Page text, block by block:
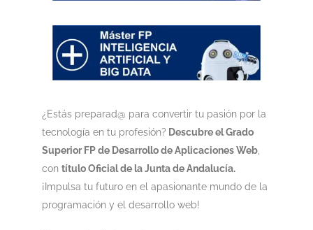
¿Estás preparad@ para convertir tu pasión por la
tecnología en tu profesión? Descubre el Grado
Superior FP de Desarrollo de Aplicaciones Web,
con título Oficial de la Junta de Andalucía.
¡Impulsa tu futuro en el apasionante mundo de la
programación y el desarrollo web!